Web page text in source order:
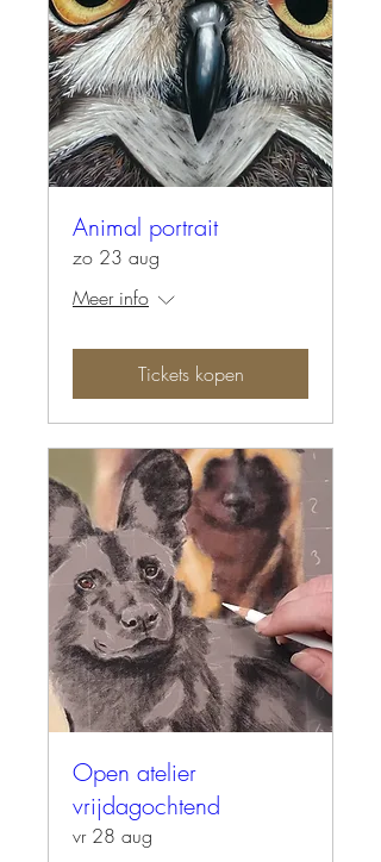
Animal portrait
zo 23 aug
Meer info
Tickets kopen
Open atelier
vrijdagochtend
vr 28 aug